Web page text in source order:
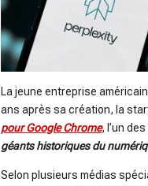
La jeune entreprise
ans après sa création, la
pour Google Chrome, l’un
géants historiques du
Selon plusieurs médias